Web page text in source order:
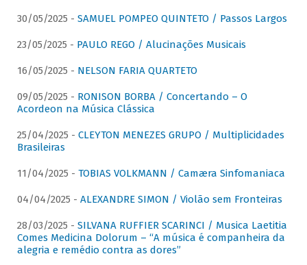
30/05/2025 - SAMUEL POMPEO QUINTETO / Passos Largos
23/05/2025 - PAULO REGO / Alucinações Musicais
16/05/2025 - NELSON FARIA QUARTETO
09/05/2025 - RONISON BORBA / Concertando – O
Acordeon na Música Clássica
25/04/2025 - CLEYTON MENEZES GRUPO / Multiplicidades
Brasileiras
11/04/2025 - TOBIAS VOLKMANN / Camæra Sinfomaniaca
04/04/2025 - ALEXANDRE SIMON / Violão sem Fronteiras
28/03/2025 - SILVANA RUFFIER SCARINCI / Musica Laetitia
Comes Medicina Dolorum – “A música é companheira da
alegria e remédio contra as dores”